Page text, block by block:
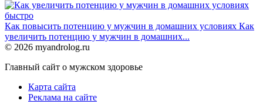
Как повысить потенцию у мужчин в домашних условиях Как
увеличить потенцию у мужчин в домашних...
© 2026 myandrolog.ru
Главный сайт о мужском здоровье
Карта сайта
Реклама на сайте